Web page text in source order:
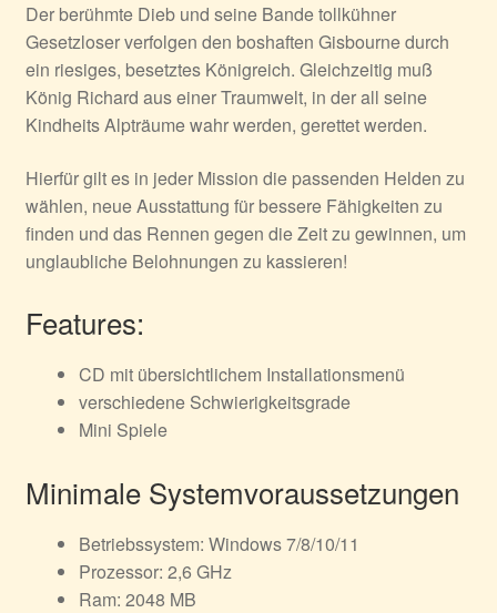
Der berühmte Dieb und seine Bande tollkühner
Gesetzloser verfolgen den boshaften Gisbourne durch
ein riesiges, besetztes Königreich. Gleichzeitig muß
König Richard aus einer Traumwelt, in der all seine
Kindheits Alpträume wahr werden, gerettet werden.
Hierfür gilt es in jeder Mission die passenden Helden zu
wählen, neue Ausstattung für bessere Fähigkeiten zu
finden und das Rennen gegen die Zeit zu gewinnen, um
unglaubliche Belohnungen zu kassieren!
Features:
CD mit übersichtlichem Installationsmenü
verschiedene Schwierigkeitsgrade
Mini Spiele
Minimale Systemvoraussetzungen
Betriebssystem: Windows 7/8/10/11
Prozessor: 2,6 GHz
Ram: 2048 MB